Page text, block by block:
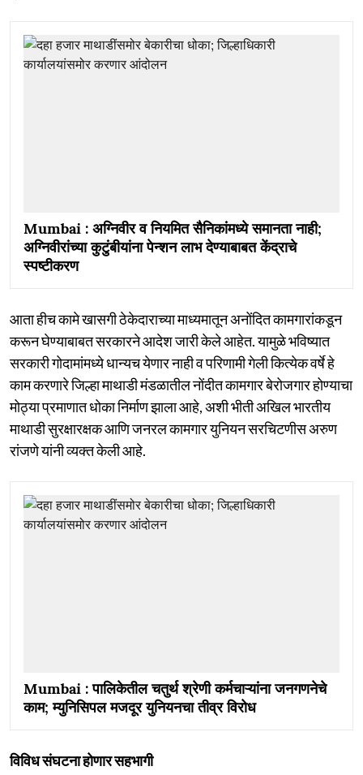
Mumbai : अग्निवीर व नियमित सैनिकांमध्ये समानता नाही;
अग्निवीरांच्या कुटुंबीयांना पेन्शन लाभ देण्याबाबत केंद्राचे
स्पष्टीकरण
आता हीच कामे खासगी ठेकेदाराच्या माध्यमातून अनोंदित कामगारांकडून
करून घेण्याबाबत सरकारने आदेश जारी केले आहेत. यामुळे भविष्यात
सरकारी गोदामांमध्ये धान्यच येणार नाही व परिणामी गेली कित्येक वर्षे हे
काम करणारे जिल्हा माथाडी मंडळातील नोंदीत कामगार बेरोजगार होण्याचा
मोठ्या प्रमाणात धोका निर्माण झाला आहे, अशी भीती अखिल भारतीय
माथाडी सुरक्षारक्षक आणि जनरल कामगार युनियन सरचिटणीस अरुण
रांजणे यांनी व्यक्त केली आहे.
Mumbai : पालिकेतील चतुर्थ श्रेणी कर्मचाऱ्यांना जनगणनेचे
काम; म्युनिसिपल मजदूर युनियनचा तीव्र विरोध
विविध संघटना होणार सहभागी